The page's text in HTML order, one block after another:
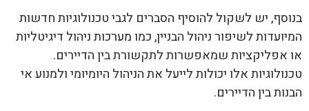
בנוסף, יש לשקול להוסיף הסברים לגבי טכנולוגיות חדשות
המיועדות לשיפור ניהול הבניין, כמו מערכות ניהול דיגיטליות
או אפליקציות שמאפשרות לתקשורת בין הדיירים.
טכנולוגיות אלו יכולות לייעל את הניהול היומיומי ולמנוע אי
הבנות בין הדיירים.